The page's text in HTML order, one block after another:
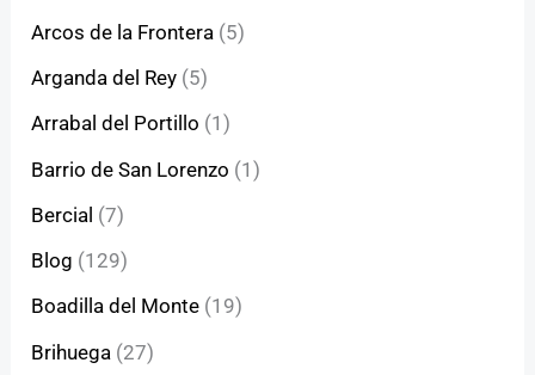
Arcos de la Frontera (5)
Arganda del Rey (5)
Arrabal del Portillo (1)
Barrio de San Lorenzo (1)
Bercial (7)
Blog (129)
Boadilla del Monte (19)
Brihuega (27)